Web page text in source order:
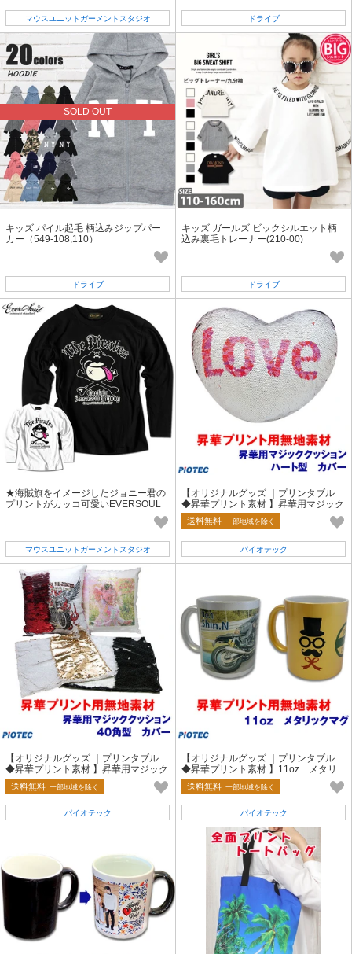
マウスユニットガーメントスタジオ ドライブ
SOLD OUT
キッズ パイル起毛 柄込みジップパー
カー（549-108,110）
ドライブ
キッズ ガールズ ビックシルエット柄
込み裏毛トレーナー(210-00)
ドライブ
★海賊旗をイメージしたジョニー君の
プリントがカッコ可愛いEVERSOUL
マウスユニットガーメントスタジオ
【オリジナルグッズ ｜プリンタブル
◆昇華プリント素材 】昇華用マジック
クッション ハート型 カバー
送料無料 一部地域を除く
パイオテック
【オリジナルグッズ ｜プリンタブル
◆昇華プリント素材 】昇華用マジック
クッション 40角型 カバー
送料無料 一部地域を除く
パイオテック
【オリジナルグッズ ｜プリンタブル
◆昇華プリント素材 】11oz メタリ
ックマグ
送料無料 一部地域を除く
パイオテック